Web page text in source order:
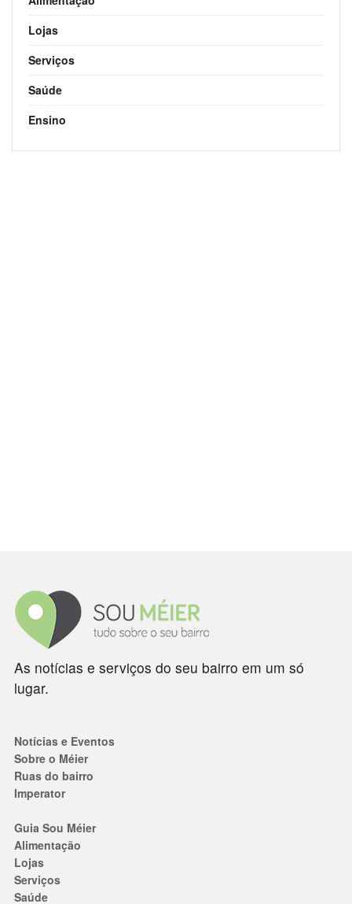
Lojas
Serviços
Saúde
Ensino
As notícias e serviços do seu bairro em um só
lugar.
Notícias e Eventos
Sobre o Méier
Ruas do bairro
Imperator
Guia Sou Méier
Alimentação
Lojas
Serviços
Saúde